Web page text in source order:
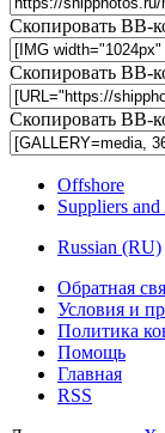
Скопировать BB-
Скопировать BB-
Скопировать BB-
Offshore
Suppliers
Russian (RU)
Обратная
Условия и
Политика
Помощь
Главная
RSS